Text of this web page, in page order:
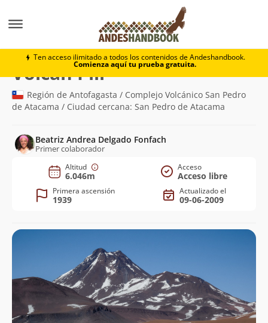
Ten acceso ilimitado a todos los contenidos de Andeshandbook.
Comienza aquí tu prueba gratuita.
Volcán Pili
Volcán Pili(6.046m)
Región de Antofagasta / Complejo Volcánico San Pedro
de Atacama / Ciudad cercana: San Pedro de Atacama
Beatriz Andrea Delgado Fonfach
Primer colaborador
Altitud
6.046m
Acceso
Acceso libre
Primera ascensión
1939
Actualizado el
09-06-2009